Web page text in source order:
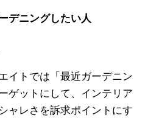
デニングしたい人
イトでは「最近ガーデニン
ゲットにして、インテリア
ャレさを訴求ポイントにす